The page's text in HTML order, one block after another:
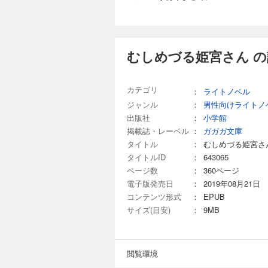
むしめづる姫宮さん
カテゴリ ：
ライトノベル
ジャンル
：
男性向けライトノ
出版社
：
小学館
掲載誌・レーベル ：
ガガガ文庫
タイトル
：
むしめづる姫宮さ
タイトルID
：
643065
ページ数
：
360ページ
電子版発売日
：
2019年08月21日
コンテンツ形式
：
EPUB
サイズ(目安)
： 9MB
閲覧環境